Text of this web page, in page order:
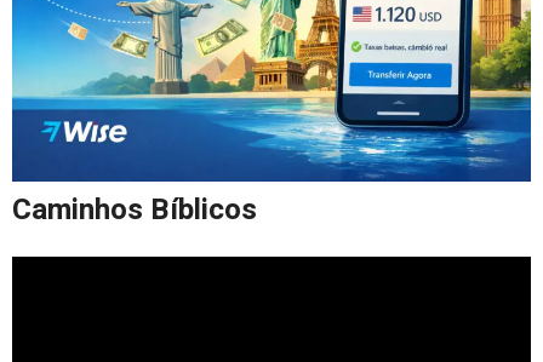
Caminhos Bíblicos